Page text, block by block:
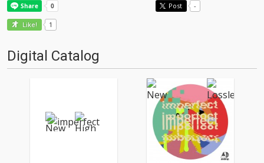
Post -
Like! 1
Digital Catalog